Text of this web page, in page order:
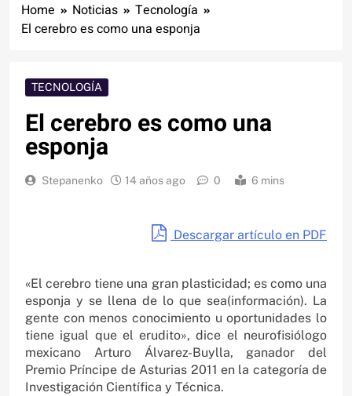
Home Noticias
Tecnología
El cerebro es como una esponja
TECNOLOGÍA
El cerebro es como una
esponja
Stepanenko 14 años ago 0 6 mins
Descargar artículo en PDF
«El cerebro tiene una gran plasticidad; es como una
esponja y se llena de lo que sea(información). La
gente con menos conocimiento u oportunidades lo
tiene igual que el erudito», dice el neurofisiólogo
mexicano Arturo Álvarez-Buylla, ganador del
Premio Príncipe de Asturias 2011 en la categoría de
Investigación Científica y Técnica.